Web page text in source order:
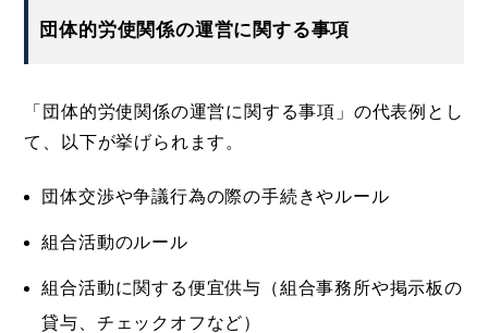
団体的労使関係の運営に関する事項
「団体的労使関係の運営に関する事項」の代表例とし
て、以下が挙げられます。
団体交渉や争議行為の際の手続きやルール
組合活動のルール
組合活動に関する便宜供与（組合事務所や掲示板の
貸与、チェックオフなど）